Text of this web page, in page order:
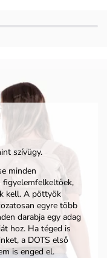
szívügy.
minden
figyelemfelkeltőek,
kell. A pöttyök
egyre több
darabja egy adag
hoz. Ha téged is
a DOTS első
is enged el.